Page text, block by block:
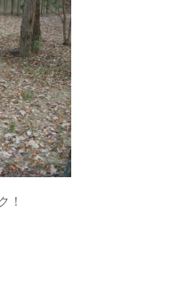
！